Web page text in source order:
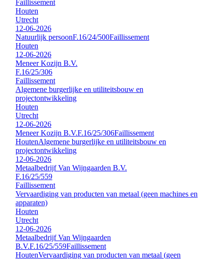
Faillissement
Houten
Utrecht
12-06-2026
Natuurlijk persoonF.16/24/500Faillissement
Houten
12-06-2026
Meneer Kozijn B.V.
F.16/25/306
Faillissement
Algemene burgerlijke en utiliteitsbouw en
projectontwikkeling
Houten
Utrecht
12-06-2026
Meneer Kozijn B.V.F.16/25/306Faillissement
HoutenAlgemene burgerlijke en utiliteitsbouw en
projectontwikkeling
12-06-2026
Metaalbedrijf Van Wijngaarden B.V.
F.16/25/559
Faillissement
Vervaardiging van producten van metaal (geen machines en
apparaten)
Houten
Utrecht
12-06-2026
Metaalbedrijf Van Wijngaarden
B.V.F.16/25/559Faillissement
HoutenVervaardiging van producten van metaal (geen